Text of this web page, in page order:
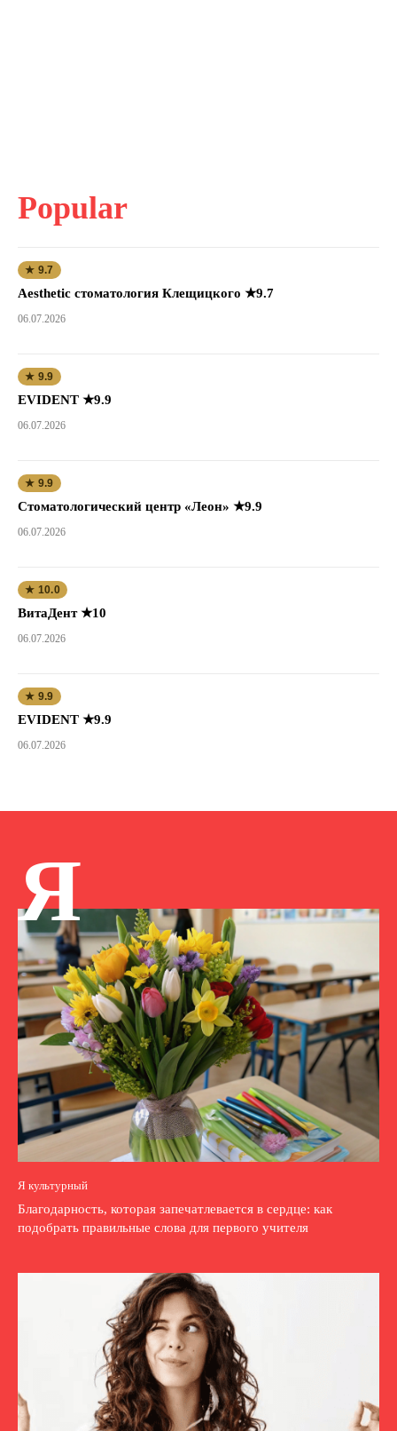
Popular
★ 9.7
Aesthetic стоматология Клещицкого ★9.7
06.07.2026
★ 9.9
EVIDENT ★9.9
06.07.2026
★ 9.9
Стоматологический центр «Леон» ★9.9
06.07.2026
★ 10.0
ВитаДент ★10
06.07.2026
★ 9.9
EVIDENT ★9.9
06.07.2026
Я
Я культурный
Благодарность, которая запечатлевается в сердце: как
подобрать правильные слова для первого учителя